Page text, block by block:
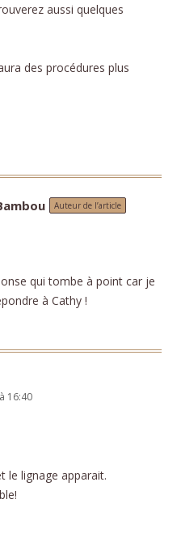
aussi quelques
des procédures plus
Auteur de l’article
qui tombe à point car je
à Cathy !
16:40
le lignage apparait.